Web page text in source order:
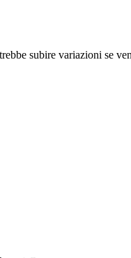
subire variazioni se